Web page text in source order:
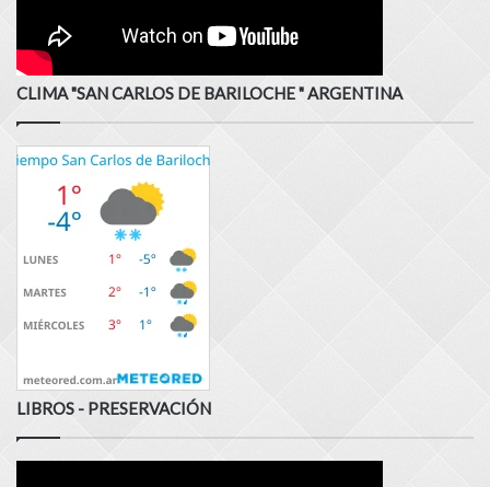
CLIMA "SAN CARLOS DE BARILOCHE " ARGENTINA
LIBROS - PRESERVACIÓN